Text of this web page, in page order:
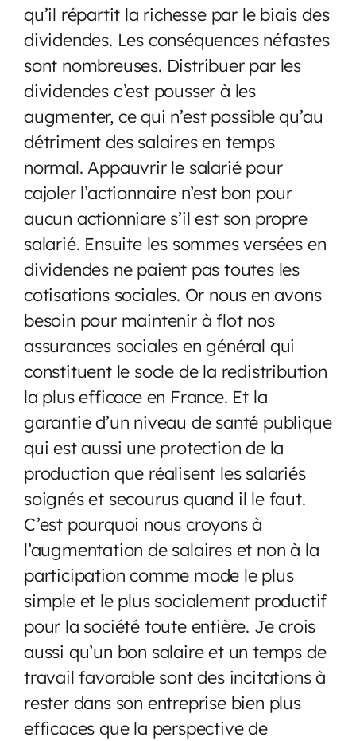
qu’il répartit la richesse par le biais des
dividendes. Les conséquences néfastes
sont nombreuses. Distribuer par les
dividendes c’est pousser à les
augmenter, ce qui n’est possible qu’au
détriment des salaires en temps
normal. Appauvrir le salarié pour
cajoler l’actionnaire n’est bon pour
aucun actionniare s’il est son propre
salarié. Ensuite les sommes versées en
dividendes ne paient pas toutes les
cotisations sociales. Or nous en avons
besoin pour maintenir à flot nos
assurances sociales en général qui
constituent le socle de la redistribution
la plus efficace en France. Et la
garantie d’un niveau de santé publique
qui est aussi une protection de la
production que réalisent les salariés
soignés et secourus quand il le faut.
C’est pourquoi nous croyons à
l’augmentation de salaires et non à la
participation comme mode le plus
simple et le plus socialement productif
pour la société toute entière. Je crois
aussi qu’un bon salaire et un temps de
travail favorable sont des incitations à
rester dans son entreprise bien plus
efficaces que la perspective de